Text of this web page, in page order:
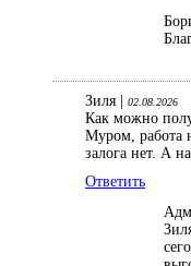
Зиля | 02.08.2026
Как можно
Муром, работа
залога нет. А
Ответить